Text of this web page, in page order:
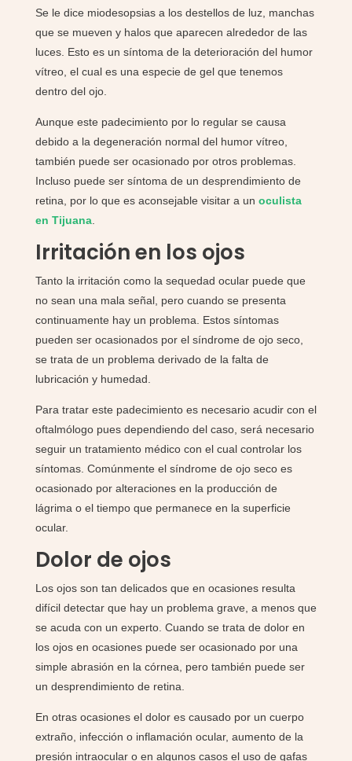
Se le dice miodesopsias a los destellos de luz, manchas
que se mueven y halos que aparecen alrededor de las
luces. Esto es un síntoma de la deterioración del humor
vítreo, el cual es una especie de gel que tenemos
dentro del ojo.
Aunque este padecimiento por lo regular se causa
debido a la degeneración normal del humor vítreo,
también puede ser ocasionado por otros problemas.
Incluso puede ser síntoma de un desprendimiento de
retina, por lo que es aconsejable visitar a un oculista
en Tijuana.
Irritación en los ojos
Tanto la irritación como la sequedad ocular puede que
no sean una mala señal, pero cuando se presenta
continuamente hay un problema. Estos síntomas
pueden ser ocasionados por el síndrome de ojo seco,
se trata de un problema derivado de la falta de
lubricación y humedad.
Para tratar este padecimiento es necesario acudir con el
oftalmólogo pues dependiendo del caso, será necesario
seguir un tratamiento médico con el cual controlar los
síntomas. Comúnmente el síndrome de ojo seco es
ocasionado por alteraciones en la producción de
lágrima o el tiempo que permanece en la superficie
ocular.
Dolor de ojos
Los ojos son tan delicados que en ocasiones resulta
difícil detectar que hay un problema grave, a menos que
se acuda con un experto. Cuando se trata de dolor en
los ojos en ocasiones puede ser ocasionado por una
simple abrasión en la córnea, pero también puede ser
un desprendimiento de retina.
En otras ocasiones el dolor es causado por un cuerpo
extraño, infección o inflamación ocular, aumento de la
presión intraocular o en algunos casos el uso de gafas